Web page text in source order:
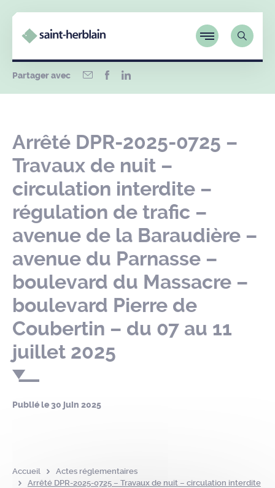
Partager avec
Arrêté DPR-2025-0725 –
Travaux de nuit –
circulation interdite –
régulation de trafic –
avenue de la Baraudière –
avenue du Parnasse –
boulevard du Massacre –
boulevard Pierre de
Coubertin – du 07 au 11
juillet 2025
Publié le30 juin 2025
Accueil
Actes réglementaires
Arrêté DPR-2025-0725 – Travaux de nuit – circulation interdite